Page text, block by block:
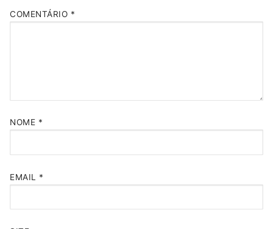
COMENTÁRIO *
NOME *
EMAIL *